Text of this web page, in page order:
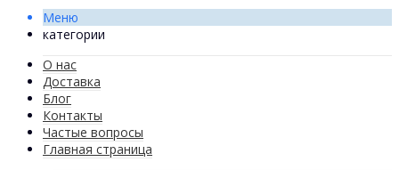
Меню
категории
О нас
Доставка
Блог
Контакты
Частые вопросы
Главная страница